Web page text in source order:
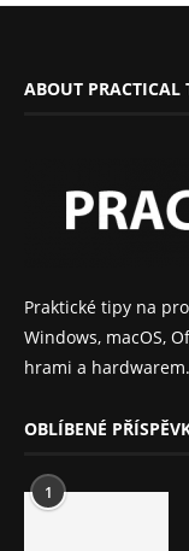
ABOUT PRACTICAL
Praktické tipy na
Windows, macOS,
hrami a hardwarem.
OBLÍBENÉ
1